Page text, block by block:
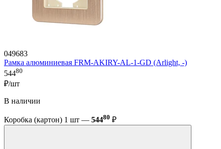
049683
Рамка алюминиевая FRM-AKIRY-AL-1-GD (Arlight, -)
54480
₽/шт
В наличии
Коробка (картон) 1 шт — 54480 ₽